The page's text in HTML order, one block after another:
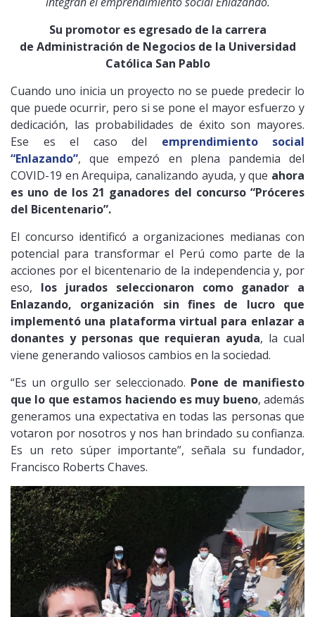
Su promotor es egresado de la carrera
de Administración de Negocios de la Universidad
Católica San Pablo
Cuando uno inicia un proyecto no se puede predecir lo
que puede ocurrir, pero si se pone el mayor esfuerzo y
dedicación, las probabilidades de éxito son mayores.
Ese es el caso del emprendimiento social
“Enlazando”, que empezó en plena pandemia del
COVID-19 en Arequipa, canalizando ayuda, y que ahora
es uno de los 21 ganadores del concurso “Próceres
del Bicentenario”.
El concurso identificó a organizaciones medianas con
potencial para transformar el Perú como parte de la
acciones por el bicentenario de la independencia y, por
eso, los jurados seleccionaron como ganador a
Enlazando, organización sin fines de lucro que
implementó una plataforma virtual para enlazar a
donantes y personas que requieran ayuda, la cual
viene generando valiosos cambios en la sociedad.
“Es un orgullo ser seleccionado. Pone de manifiesto
que lo que estamos haciendo es muy bueno, además
generamos una expectativa en todas las personas que
votaron por nosotros y nos han brindado su confianza.
Es un reto súper importante”, señala su fundador,
Francisco Roberts Chaves.